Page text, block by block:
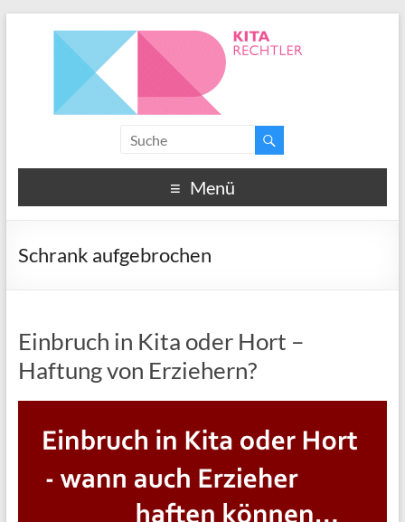
Menü
Schrank aufgebrochen
Einbruch in Kita oder Hort –
Haftung von Erziehern?